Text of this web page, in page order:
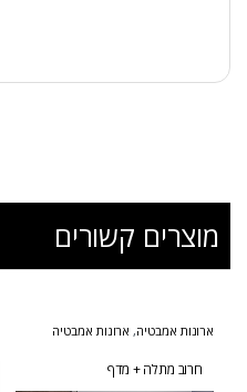
מוצרים קשורים
ארונות אמבטיה, ארונות אמבטיה
חרוב מתלה + מדף